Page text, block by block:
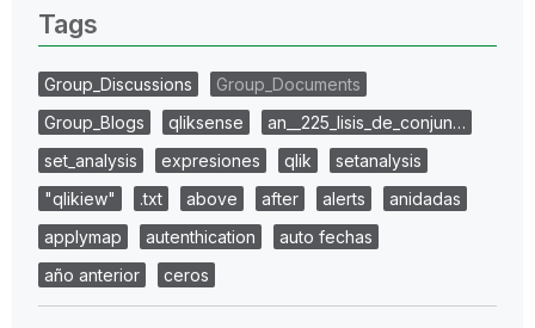
Tags
Group_Discussions
Group_Documents
Group_Blogs
qliksense
an__225_lisis_de_conjun…
set_analysis
expresiones qlik
setanalysis
"qlikiew"
.txt above after alerts
anidadas
applymap
autenthication
auto fechas
año anterior
ceros